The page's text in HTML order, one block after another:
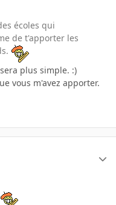
écoles qui
de t'apporter les
plus simple. :)
vous m'avez apporter.